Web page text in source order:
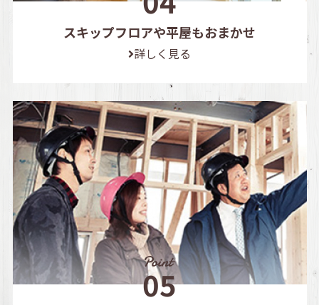
スキップフロアや平屋もおまかせ
詳しく見る